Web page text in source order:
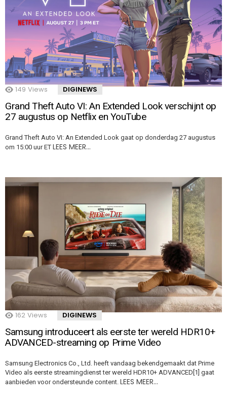
149 Views DIGINEWS
Grand Theft Auto VI: An Extended Look verschijnt op
27 augustus op Netflix en YouTube
Grand Theft Auto VI: An Extended Look gaat op donderdag 27 augustus
om 15:00 uur ET LEES MEER…
162 Views DIGINEWS
Samsung introduceert als eerste ter wereld HDR10+
ADVANCED-streaming op Prime Video
Samsung Electronics Co., Ltd. heeft vandaag bekendgemaakt dat Prime
Video als eerste streamingdienst ter wereld HDR10+ ADVANCED[1] gaat
aanbieden voor ondersteunde content. LEES MEER…